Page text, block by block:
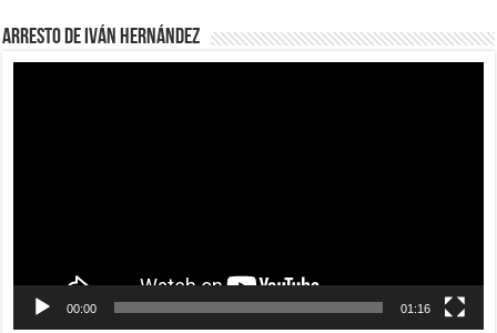
Arresto de Iván Hernández
00:00 01:16